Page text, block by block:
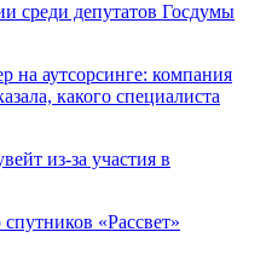
среди депутатов Госдумы
на аутсорсинге: компания
какого специалиста
из-за участия в
«Рассвет»